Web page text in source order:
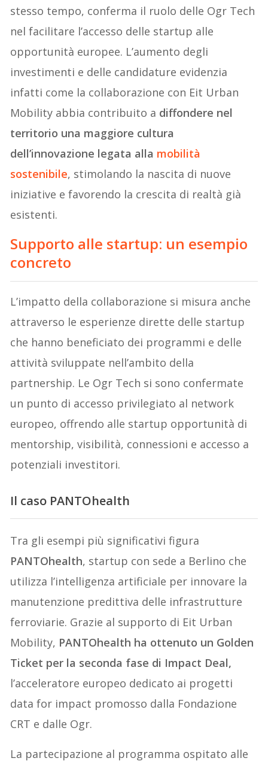
stesso tempo, conferma il ruolo delle Ogr Tech
nel facilitare l’accesso delle startup alle
opportunità europee. L’aumento degli
investimenti e delle candidature evidenzia
infatti come la collaborazione con Eit Urban
Mobility abbia contribuito a diffondere nel
territorio una maggiore cultura
dell’innovazione legata alla mobilità
sostenibile, stimolando la nascita di nuove
iniziative e favorendo la crescita di realtà già
esistenti.
Supporto alle startup: un esempio
concreto
L’impatto della collaborazione si misura anche
attraverso le esperienze dirette delle startup
che hanno beneficiato dei programmi e delle
attività sviluppate nell’ambito della
partnership. Le Ogr Tech si sono confermate
un punto di accesso privilegiato al network
europeo, offrendo alle startup opportunità di
mentorship, visibilità, connessioni e accesso a
potenziali investitori.
Il caso PANTOhealth
Tra gli esempi più significativi figura
PANTOhealth, startup con sede a Berlino che
utilizza l’intelligenza artificiale per innovare la
manutenzione predittiva delle infrastrutture
ferroviarie. Grazie al supporto di Eit Urban
Mobility, PANTOhealth ha ottenuto un Golden
Ticket per la seconda fase di Impact Deal,
l’acceleratore europeo dedicato ai progetti
data for impact promosso dalla Fondazione
CRT e dalle Ogr.
La partecipazione al programma ospitato alle